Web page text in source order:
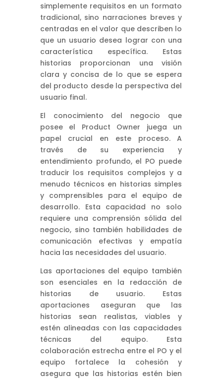
simplemente requisitos en un formato
tradicional, sino narraciones breves y
centradas en el valor que describen lo
que un usuario desea lograr con una
característica específica. Estas
historias proporcionan una visión
clara y concisa de lo que se espera
del producto desde la perspectiva del
usuario final.
El conocimiento del negocio que
posee el Product Owner juega un
papel crucial en este proceso. A
través de su experiencia y
entendimiento profundo, el PO puede
traducir los requisitos complejos y a
menudo técnicos en historias simples
y comprensibles para el equipo de
desarrollo. Esta capacidad no solo
requiere una comprensión sólida del
negocio, sino también habilidades de
comunicación efectivas y empatía
hacia las necesidades del usuario.
Las aportaciones del equipo también
son esenciales en la redacción de
historias de usuario. Estas
aportaciones aseguran que las
historias sean realistas, viables y
estén alineadas con las capacidades
técnicas del equipo. Esta
colaboración estrecha entre el PO y el
equipo fortalece la cohesión y
asegura que las historias estén bien